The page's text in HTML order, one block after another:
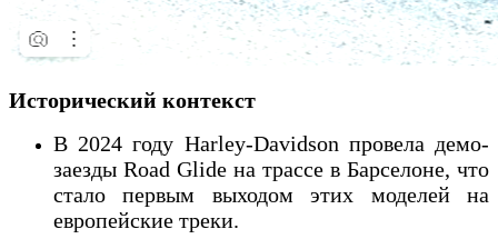
Исторический контекст
В 2024 году Harley-Davidson провела демо-
заезды Road Glide на трассе в Барселоне, что
стало первым выходом этих моделей на
европейские треки.